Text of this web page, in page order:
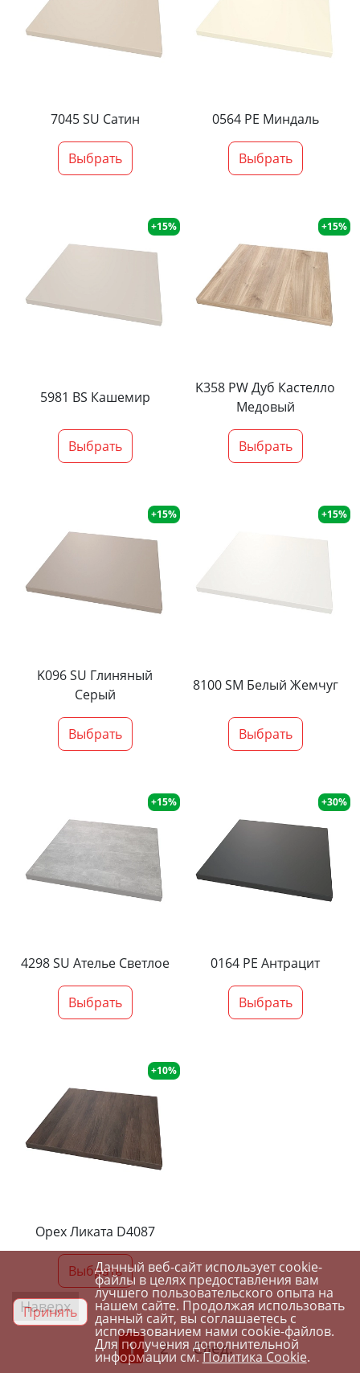
7045 SU Сатин
Выбрать
0564 PE Миндаль
Выбрать
+15%
5981 BS Кашемир
Выбрать
+15%
K358 PW Дуб Кастелло
Медовый
Выбрать
+15%
K096 SU Глиняный
Серый
Выбрать
+15%
8100 SM Белый Жемчуг
Выбрать
+15%
4298 SU Ателье Светлое
Выбрать
+30%
0164 PE Антрацит
Выбрать
+10%
Орех Ликата D4087
Выбрать
1 2 След.
Наверх
Принять
Данный веб-сайт использует cookie-
файлы в целях предоставления вам
лучшего пользовательского опыта на
нашем сайте. Продолжая использовать
данный сайт, вы соглашаетесь с
использованием нами cookie-файлов.
Для получения дополнительной
информации см.Политика Cookie.